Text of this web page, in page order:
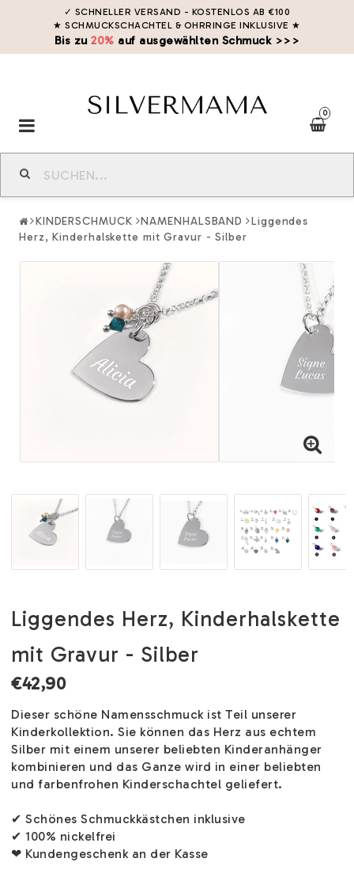
✓ SCHNELLER VERSAND - KOSTENLOS AB €100
★ SCHMUCKSCHACHTEL & OHRRINGE INKLUSIVE ★
Bis zu20% auf ausgewählten Schmuck >>>
0
Toggle
navigation
KINDERSCHMUCK NAMENHALSBAND
Liggendes
Herz, Kinderhalskette mit Gravur - Silber
Liggendes Herz, Kinderhalskette
mit Gravur - Silber
€42,90
Dieser schöne Namensschmuck ist Teil unserer
Kinderkollektion. Sie können das Herz aus echtem
Silber mit einem unserer beliebten Kinderanhänger
kombinieren und das Ganze wird in einer beliebten
und farbenfrohen Kinderschachtel geliefert.
✔ Schönes Schmuckkästchen inklusive
✔ 100% nickelfrei
❤ Kundengeschenk an der Kasse